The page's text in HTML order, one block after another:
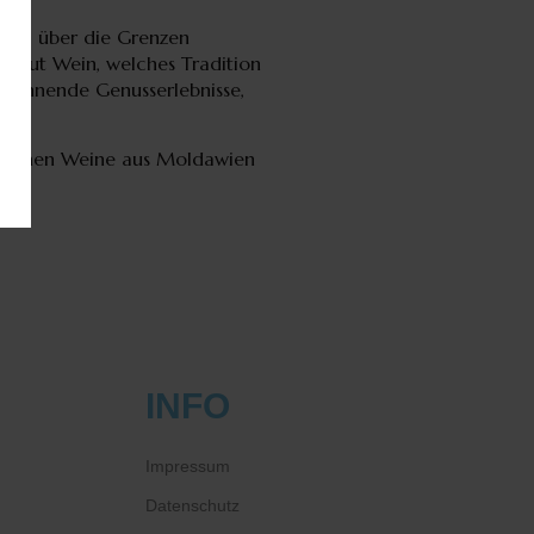
über die Grenzen
Wein, welches Tradition
Genusserlebnisse,
Weine aus Moldawien
INFO
Impressum
Datenschutz